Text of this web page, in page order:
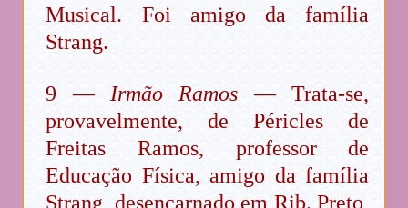
Musical. Foi amigo da família
Strang.
9 — Irmão Ramos — Trata-se,
provavelmente, de Péricles de
Freitas Ramos, professor de
Educação Física, amigo da família
Strang, desencarnado em Rib. Preto,